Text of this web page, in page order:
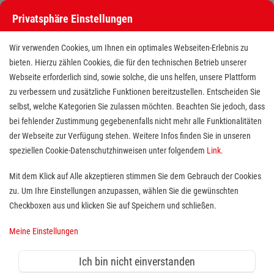
Freiwilligendienst (BFD/FSJ) in
der Erste-Hilfe-Ausbildung
Standort(e):Halle (Saale)
willkommen!
Du willst nach der Schule die Zeit bis zum
Ausbildungsbeginn oder Studium überbrücken? Oder
Privatsphäre Einstellungen
Wir verwenden Cookies, um Ihnen ein optimales Webseiten-Erlebnis zu
bieten. Hierzu zählen Cookies, die für den technischen Betrieb unserer
Webseite erforderlich sind, sowie solche, die uns helfen, unsere Plattform
zu verbessern und zusätzliche Funktionen bereitzustellen. Entscheiden Sie
selbst, welche Kategorien Sie zulassen möchten. Beachten Sie jedoch, dass
bei fehlender Zustimmung gegebenenfalls nicht mehr alle Funktionalitäten
der Webseite zur Verfügung stehen. Weitere Infos finden Sie in unseren
speziellen Cookie-Datenschutzhinweisen unter folgendem Link.
Mit dem Klick auf Alle akzeptieren stimmen Sie dem Gebrauch der Cookies
zu. Um Ihre Einstellungen anzupassen, wählen Sie die gewünschten
Checkboxen aus und klicken Sie auf Speichern und schließen.
Meine Einstellungen
Ich bin nicht einverstanden